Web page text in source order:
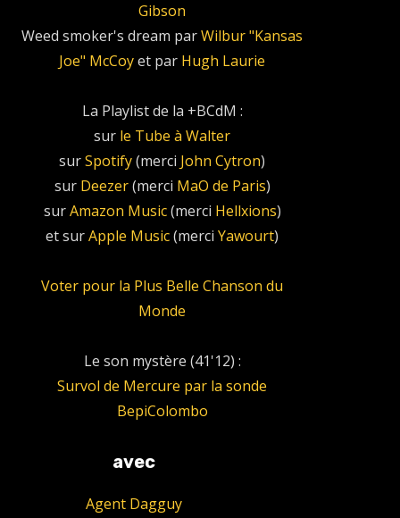
Gibson
Weed smoker's dream parWilbur "Kansas
Joe" McCoyet par Hugh Laurie
La Playlist de la +BCdM :
sur le Tube à Walter
surSpotify(merci John Cytron)
sur Deezer(merci MaO de Paris)
surAmazon Music(merci Hellxions)
et surApple Music(merciYawourt)
Voter pour la Plus Belle Chanson du
Monde
Le son mystère (41'12) :
Survol de Mercure par la sonde
BepiColombo
avec
Agent Dagguy